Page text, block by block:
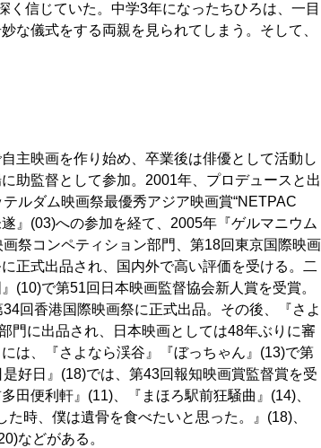
く信じていた。中学3年になったちひろは、一目
な儀式をする両親を見られてしまう。そして、
主映画を作り始め、卒業後は俳優として活動し
助監督として参加。2001年、プロデュースと出
ルダム映画祭最優秀アジア映画賞“NETPAC
』(03)への参加を経て、2005年『ゲルマニウム
祭コンペティション部門、第18回東京国際映画
正式出品され、国内外で高い評価を受ける。二
(10)で第51回日本映画監督協会新人賞を受賞。
回香港国際映画祭に正式出品。その後、『さよ
門に出品され、日本映画としては48年ぶりに審
は、『さよなら渓谷』『ぼっちゃん』(13)で第
好日』(18)では、第43回報知映画賞監督賞を受
田便利軒』(11)、『まほろ駅前狂騒曲』(14)、
時、僕は遺骨を食べたいと思った。』(18)、
などがある。